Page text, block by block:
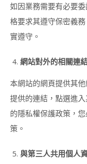
造
棉
花
師
書
程
對
美
如因業務需要有必要
格要求其遵守保密義
實遵守。
網站對外的相關連
本網站的網頁提供其
提供的連結，點選進
的隱私權保護政策，
策。
與第三人共用個人